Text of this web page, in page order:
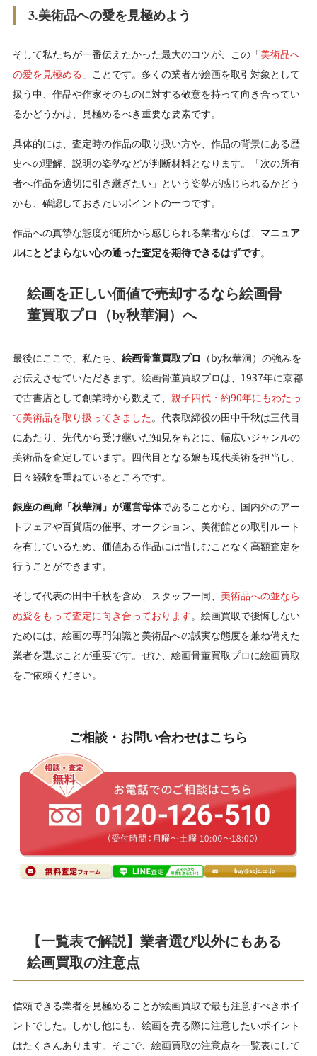
3.美術品への愛を見極めよう
そして私たちが一番伝えたかった最大のコツが、この「美術品へ
の愛を見極める 」ことです。多くの業者が絵画を取引対象として
扱う中、作品や作家そのものに対する敬意を持って向き合ってい
るかどうかは、見極めるべき重要な要素です。
具体的には、査定時の作品の取り扱い方や、作品の背景にある歴
史への理解、説明の姿勢などが判断材料となります。「次の所有
者へ作品を適切に引き継ぎたい」という姿勢が感じられるかどう
かも、確認しておきたいポイントの一つです。
作品への真摯な態度が随所から感じられる業者ならば、 マニュア
ルにとどまらない心の通った査定を期待できるはずです。
絵画を正しい価値で売却するなら絵画骨
董買取プロ（by秋華洞）へ
最後にここで、私たち、 絵画骨董買取プロ （by秋華洞）の強みを
お伝えさせていただきます。絵画骨董買取プロは、1937年に京都
で古書店として創業時から数えて、 親子四代・約90年にもわたっ
て美術品を取り扱ってきました。代表取締役の田中千秋は三代目
にあたり、先代から受け継いだ知見をもとに、幅広いジャンルの
美術品を査定しています。四代目となる娘も現代美術を担当し、
日々経験を重ねているところです。
銀座の画廊「秋華洞」が運営母体であることから、国内外のアー
トフェアや百貨店の催事、オークション、美術館との取引ルート
を有しているため、価値ある作品には惜しむことなく高額査定を
行うことができます。
そして代表の田中千秋を含め、スタッフ一同、 美術品への並なら
ぬ愛をもって査定に向き合っております。絵画買取で後悔しない
ためには、絵画の専門知識と美術品への誠実な態度を兼ね備えた
業者を選ぶことが重要です。ぜひ、絵画骨董買取プロに絵画買取
をご依頼ください。
ご相談・お問い合わせはこちら
【一覧表で解説】業者選び以外にもある
絵画買取の注意点
信頼できる業者を見極めることが絵画買取で最も注意すべきポイ
ントでした。しかし他にも、絵画を売る際に注意したいポイント
はたくさんあります。そこで、絵画買取の注意点を一覧表にして